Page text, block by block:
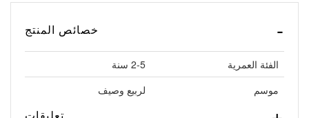
خصائص المنتج
الفئة العمرية
2-5 سنة
موسم
لربيع وصيف